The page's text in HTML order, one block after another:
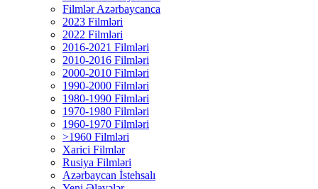
Filmlər Azərbaycanca
2023 Filmləri
2022 Filmləri
2016-2021 Filmləri
2010-2016 Filmləri
2000-2010 Filmləri
1990-2000 Filmləri
1980-1990 Filmləri
1970-1980 Filmləri
1960-1970 Filmləri
>1960 Filmləri
Xarici Filmlər
Rusiya Filmləri
Azərbaycan İstehsalı